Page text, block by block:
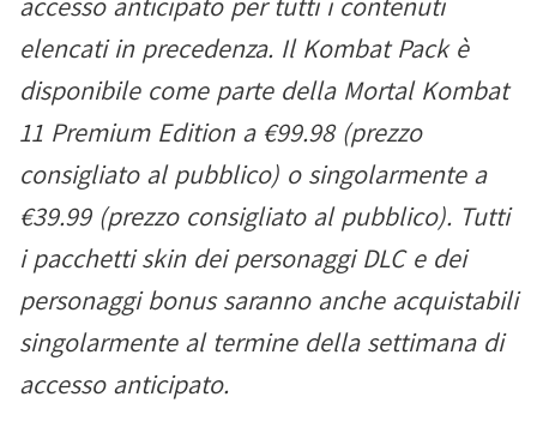
elencati in precedenza. Il Kombat Pack è
disponibile come parte della Mortal Kombat
11 Premium Edition a €99.98 (prezzo
consigliato al pubblico) o singolarmente a
€39.99 (prezzo consigliato al pubblico). Tutti
i pacchetti skin dei personaggi DLC e dei
personaggi bonus saranno anche acquistabili
singolarmente al termine della settimana di
accesso anticipato.